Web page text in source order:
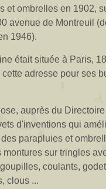
et ombrelles en 1902,
avenue de Montreuil
1946).
était située à Paris,
cette adresse pour ses
auprès du
d'inventions qui
parapluies et
montures sur tringles
coulants,
clous ...